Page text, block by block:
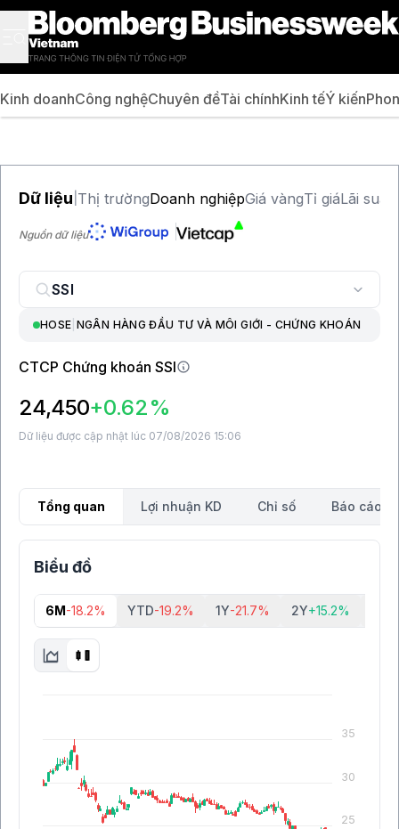
Kinh doanhCông nghệChuyên đềTài chínhKinh tếÝ kiến
Dữ liệu Thị trườngDoanh nghiệpGiá vàngTỉ giáLãi suất
Nguồn dữ liệu
HOSE NGÂN HÀNG ĐẦU TƯ VÀ MÔI GIỚI - CHỨNG KHOÁN
CTCP Chứng khoán SSI
24,450+0.62%
Dữ liệu được cập nhật lúc 07/08/2026 15:06
Tổng quan Lợi nhuận KD Chỉ số Báo cáo
Biểu đồ
6M-18.2% YTD-19.2% 1Y-21.7% 2Y+15.2%
25
30
35